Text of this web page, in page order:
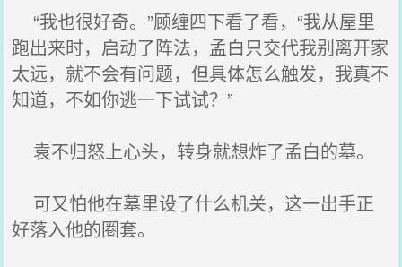
“我也很好奇。”顾缠四下看了看，“我从屋里
跑出来时，启动了阵法，孟白只交代我别离开家
太远，就不会有问题，但具体怎么触发，我真不
知道，不如你逃一下试试？”
袁不归怒上心头，转身就想炸了孟白的墓。
可又怕他在墓里设了什么机关，这一出手正
好落入他的圈套。